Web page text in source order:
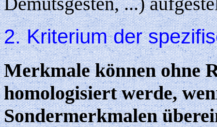
2. Kriterium der
Merkmale können ohne
homologisiert werde,
Sondermerkmalen